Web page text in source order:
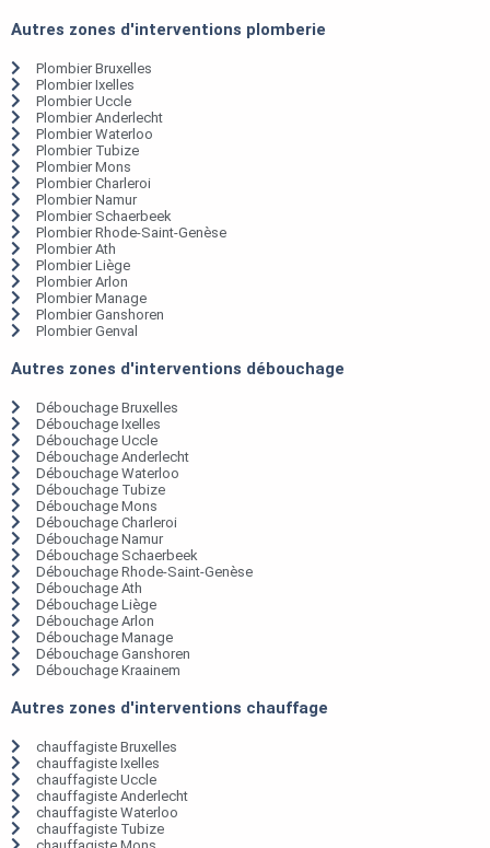
Autres zones d'interventions plomberie
Plombier Bruxelles
Plombier Ixelles
Plombier Uccle
Plombier Anderlecht
Plombier Waterloo
Plombier Tubize
Plombier Mons
Plombier Charleroi
Plombier Namur
Plombier Schaerbeek
Plombier Rhode-Saint-Genèse
Plombier Ath
Plombier Liège
Plombier Arlon
Plombier Manage
Plombier Ganshoren
Plombier Genval
Autres zones d'interventions débouchage
Débouchage Bruxelles
Débouchage Ixelles
Débouchage Uccle
Débouchage Anderlecht
Débouchage Waterloo
Débouchage Tubize
Débouchage Mons
Débouchage Charleroi
Débouchage Namur
Débouchage Schaerbeek
Débouchage Rhode-Saint-Genèse
Débouchage Ath
Débouchage Liège
Débouchage Arlon
Débouchage Manage
Débouchage Ganshoren
Débouchage Kraainem
Autres zones d'interventions chauffage
chauffagiste Bruxelles
chauffagiste Ixelles
chauffagiste Uccle
chauffagiste Anderlecht
chauffagiste Waterloo
chauffagiste Tubize